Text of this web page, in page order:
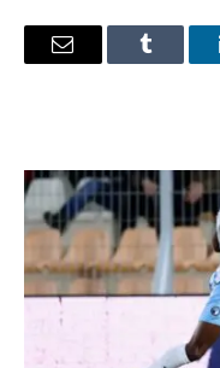
Tumblr
البريد